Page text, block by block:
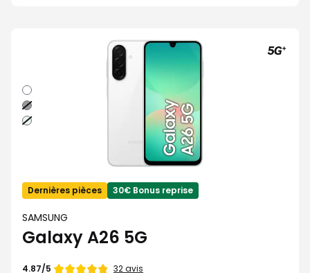
Blanc
Noir
Vert
d'eau
Dernières pièces 30€ Bonus reprise
SAMSUNG
Galaxy A26 5G
Note
4.87/5 32 avis